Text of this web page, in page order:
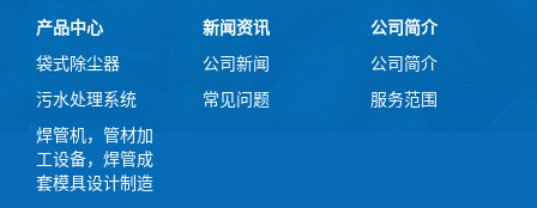
产品中心
袋式除尘器
污水处理系统
焊管机，管材加
工设备，焊管成
套模具设计制造
新闻资讯
公司新闻
常见问题
公司简介
公司简介
服务范围